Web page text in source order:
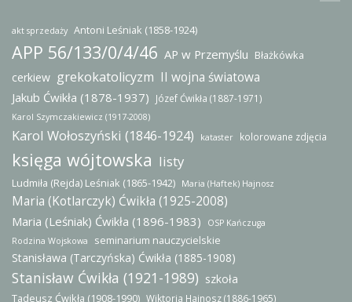
akt sprzedaży Antoni Leśniak (1858-1924)
APP 56/133/0/4/46 AP w Przemyślu Błażkówka
cerkiew grekokatolicyzm II wojna światowa
Jakub Ćwikła (1878-1937) Józef Ćwikła (1887-1971)
Karol Szymczakiewicz (1917-2008)
Karol Wołoszyński (1846-1924) kataster kolorowane zdjęcia
księga wójtowska listy
Ludmiła (Rejda) Leśniak (1865-1942) Maria (Haftek) Hajnosz
Maria (Kotlarczyk) Ćwikła (1925-2008)
Maria (Leśniak) Ćwikła (1896-1983)
OSP Kańczuga
Rodzina Wojskowa
seminarium nauczycielskie
Stanisława (Tarczyńska) Ćwikła (1885-1908)
Stanisław Ćwikła (1921-1989) szkoła
Tadeusz Ćwikła (1908-1990) Wiktoria Hajnosz (1886-1965)